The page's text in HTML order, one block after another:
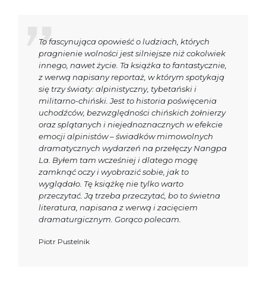
To fascynująca opowieść o ludziach, których
pragnienie wolności jest silniejsze niż cokolwiek
innego, nawet życie. Ta książka to fantastycznie,
z werwą napisany reportaż, w którym spotykają
się trzy światy: alpinistyczny, tybetański i
militarno-chiński. Jest to historia poświęcenia
uchodźców, bezwzględności chińskich żołnierzy
oraz splątanych i niejednoznacznych w efekcie
emocji alpinistów – świadków mimowolnych
dramatycznych wydarzeń na przełęczy Nangpa
La. Byłem tam wcześniej i dlatego mogę
zamknąć oczy i wyobrazić sobie, jak to
wyglądało. Tę książkę nie tylko warto
przeczytać. Ją trzeba przeczytać, bo to świetna
literatura, napisana z werwą i zacięciem
dramaturgicznym. Gorąco polecam.
Piotr Pustelnik